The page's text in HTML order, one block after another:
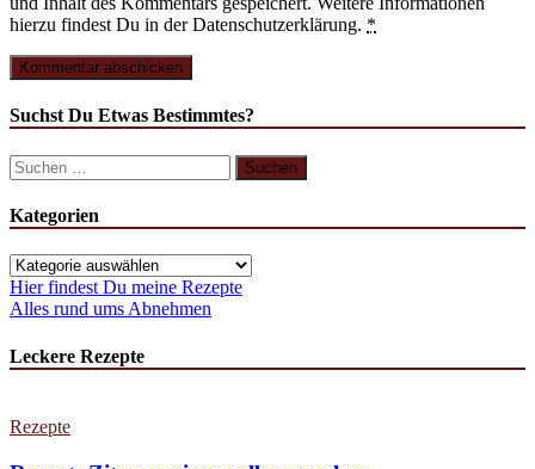
hierzu findest Du in der Datenschutzerklärung. *
Suchst Du Etwas Bestimmtes?
Suchen
nach:
Kategorien
Kategorien
Hier findest Du meine Rezepte
Alles rund ums Abnehmen
Leckere Rezepte
Rezepte